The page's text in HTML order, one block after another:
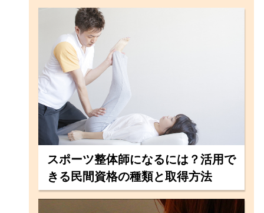
スポーツ整体師になるには？活用で
きる民間資格の種類と取得方法